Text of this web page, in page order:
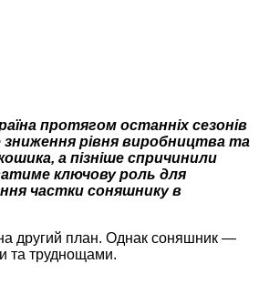
протягом останніх сезонів
зниження рівня виробництва та
а пізніше спричинили
ключову роль для
частки соняшнику в
на другий план. Однак соняшник —
та труднощами.